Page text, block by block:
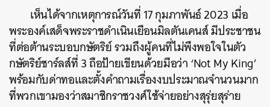
เห็นได้จากเหตุการณ์วันที่ 17 กุมภาพันธ์ 2023 เมื่อ
พระองค์เสด็จพระราชดำเนินเยือนมิลตันเคนส์ มีประชาชน
ที่ต่อต้านระบอบกษัตริย์ รวมถึงผู้คนที่ไม่พึงพอใจในตัว
กษัตริย์ชาร์ลส์ที่ 3 ถือป้ายเขียนด้วยมือว่า ‘Not My King’
พร้อมกับด่าทอและตั้งคำถามเรื่องงบประมาณจำนวนมาก
ที่พวกเขามองว่าสมาชิกราชวงศ์ใช้จ่ายอย่างสุรุ่ยสุร่าย